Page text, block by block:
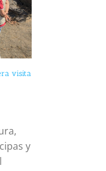
visita
y